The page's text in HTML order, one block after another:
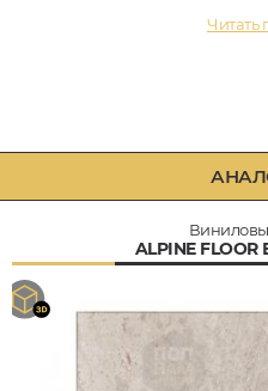
Читать
ALPINE